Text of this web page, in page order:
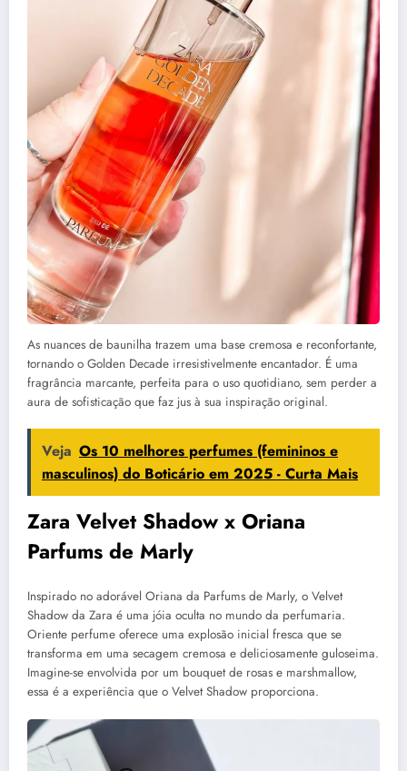
As nuances de baunilha trazem uma base cremosa e reconfortante,
tornando o Golden Decade irresistivelmente encantador. É uma
fragrância marcante, perfeita para o uso quotidiano, sem perder a
aura de sofisticação que faz jus à sua inspiração original.
Veja Os 10 melhores perfumes (femininos e
masculinos) do Boticário em 2025 - Curta Mais
Zara Velvet Shadow x Oriana
Parfums de Marly
Inspirado no adorável Oriana da Parfums de Marly, o Velvet
Shadow da Zara é uma jóia oculta no mundo da perfumaria.
Oriente perfume oferece uma explosão inicial fresca que se
transforma em uma secagem cremosa e deliciosamente guloseima.
Imagine-se envolvida por um bouquet de rosas e marshmallow,
essa é a experiência que o Velvet Shadow proporciona.